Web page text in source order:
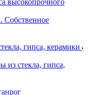
высокопрочного
Собственное
гипса, керамики
из стекла, гипса,